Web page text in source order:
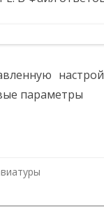
параметры